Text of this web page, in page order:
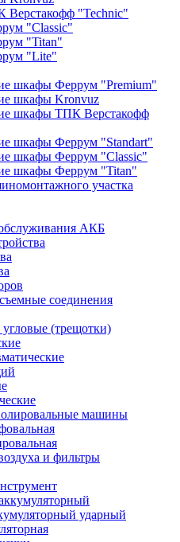
Верстакофф "Technic"
"Classic"
"Titan"
"Lite"
шкафы Феррум "Premium"
шкафы Kronvuz
шкафы ТПК Верстакофф
шкафы Феррум "Standart"
шкафы Феррум "Classic"
шкафы Феррум "Titan"
участка
АКБ
соединения
(трещотки)
машины
и фильтры
ударный